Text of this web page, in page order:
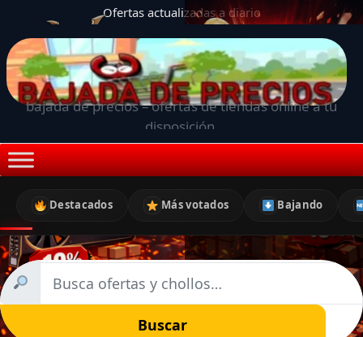
Ofertas actualizadas a diario
bajada de precios – ofertas de tiendas online a tu
disposición.
Destacados Más votados Bajando
Buscar